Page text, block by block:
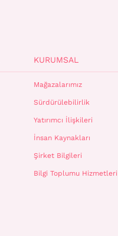
KURUMSAL
Mağazalarımız
Sürdürülebilirlik
Yatırımcı İlişkileri
İnsan Kaynakları
Şirket Bilgileri
Bilgi Toplumu Hizmetleri